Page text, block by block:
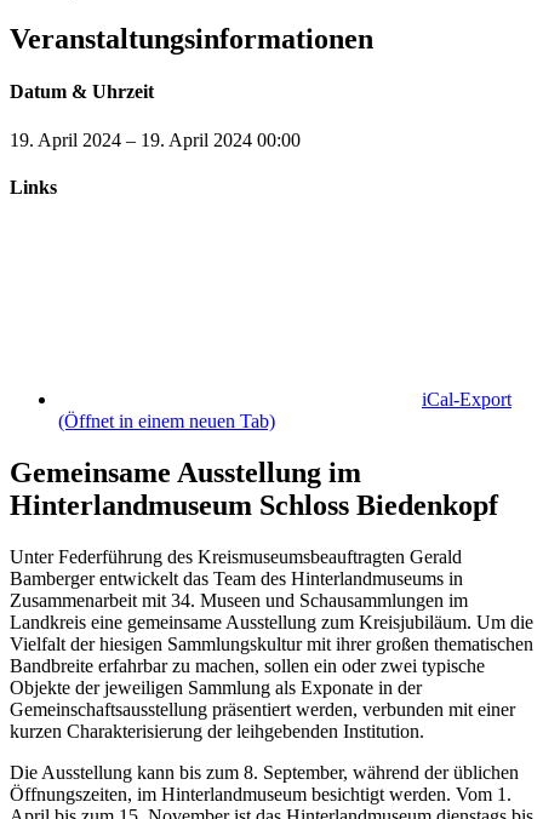
Veranstaltungsinformationen
Datum & Uhrzeit
19. April 2024 – 19. April 2024 00:00
Links
iCal-Export
(Öffnet in einem neuen Tab)
Gemeinsame Ausstellung im
Hinterlandmuseum Schloss Biedenkopf
Unter Federführung des Kreismuseumsbeauftragten Gerald
Bamberger entwickelt das Team des Hinterlandmuseums in
Zusammenarbeit mit 34. Museen und Schausammlungen im
Landkreis eine gemeinsame Ausstellung zum Kreisjubiläum. Um die
Vielfalt der hiesigen Sammlungskultur mit ihrer großen thematischen
Bandbreite erfahrbar zu machen, sollen ein oder zwei typische
Objekte der jeweiligen Sammlung als Exponate in der
Gemeinschaftsausstellung präsentiert werden, verbunden mit einer
kurzen Charakterisierung der leihgebenden Institution.
Die Ausstellung kann bis zum 8. September, während der üblichen
Öffnungszeiten, im Hinterlandmuseum besichtigt werden. Vom 1.